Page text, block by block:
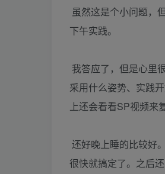
虽然这是个小问题，
下午实践。
我答应了，但是心里
采用什么姿势、实践
上还会看看SP视频来
还好晚上睡的比较好
很快就搞定了。之后